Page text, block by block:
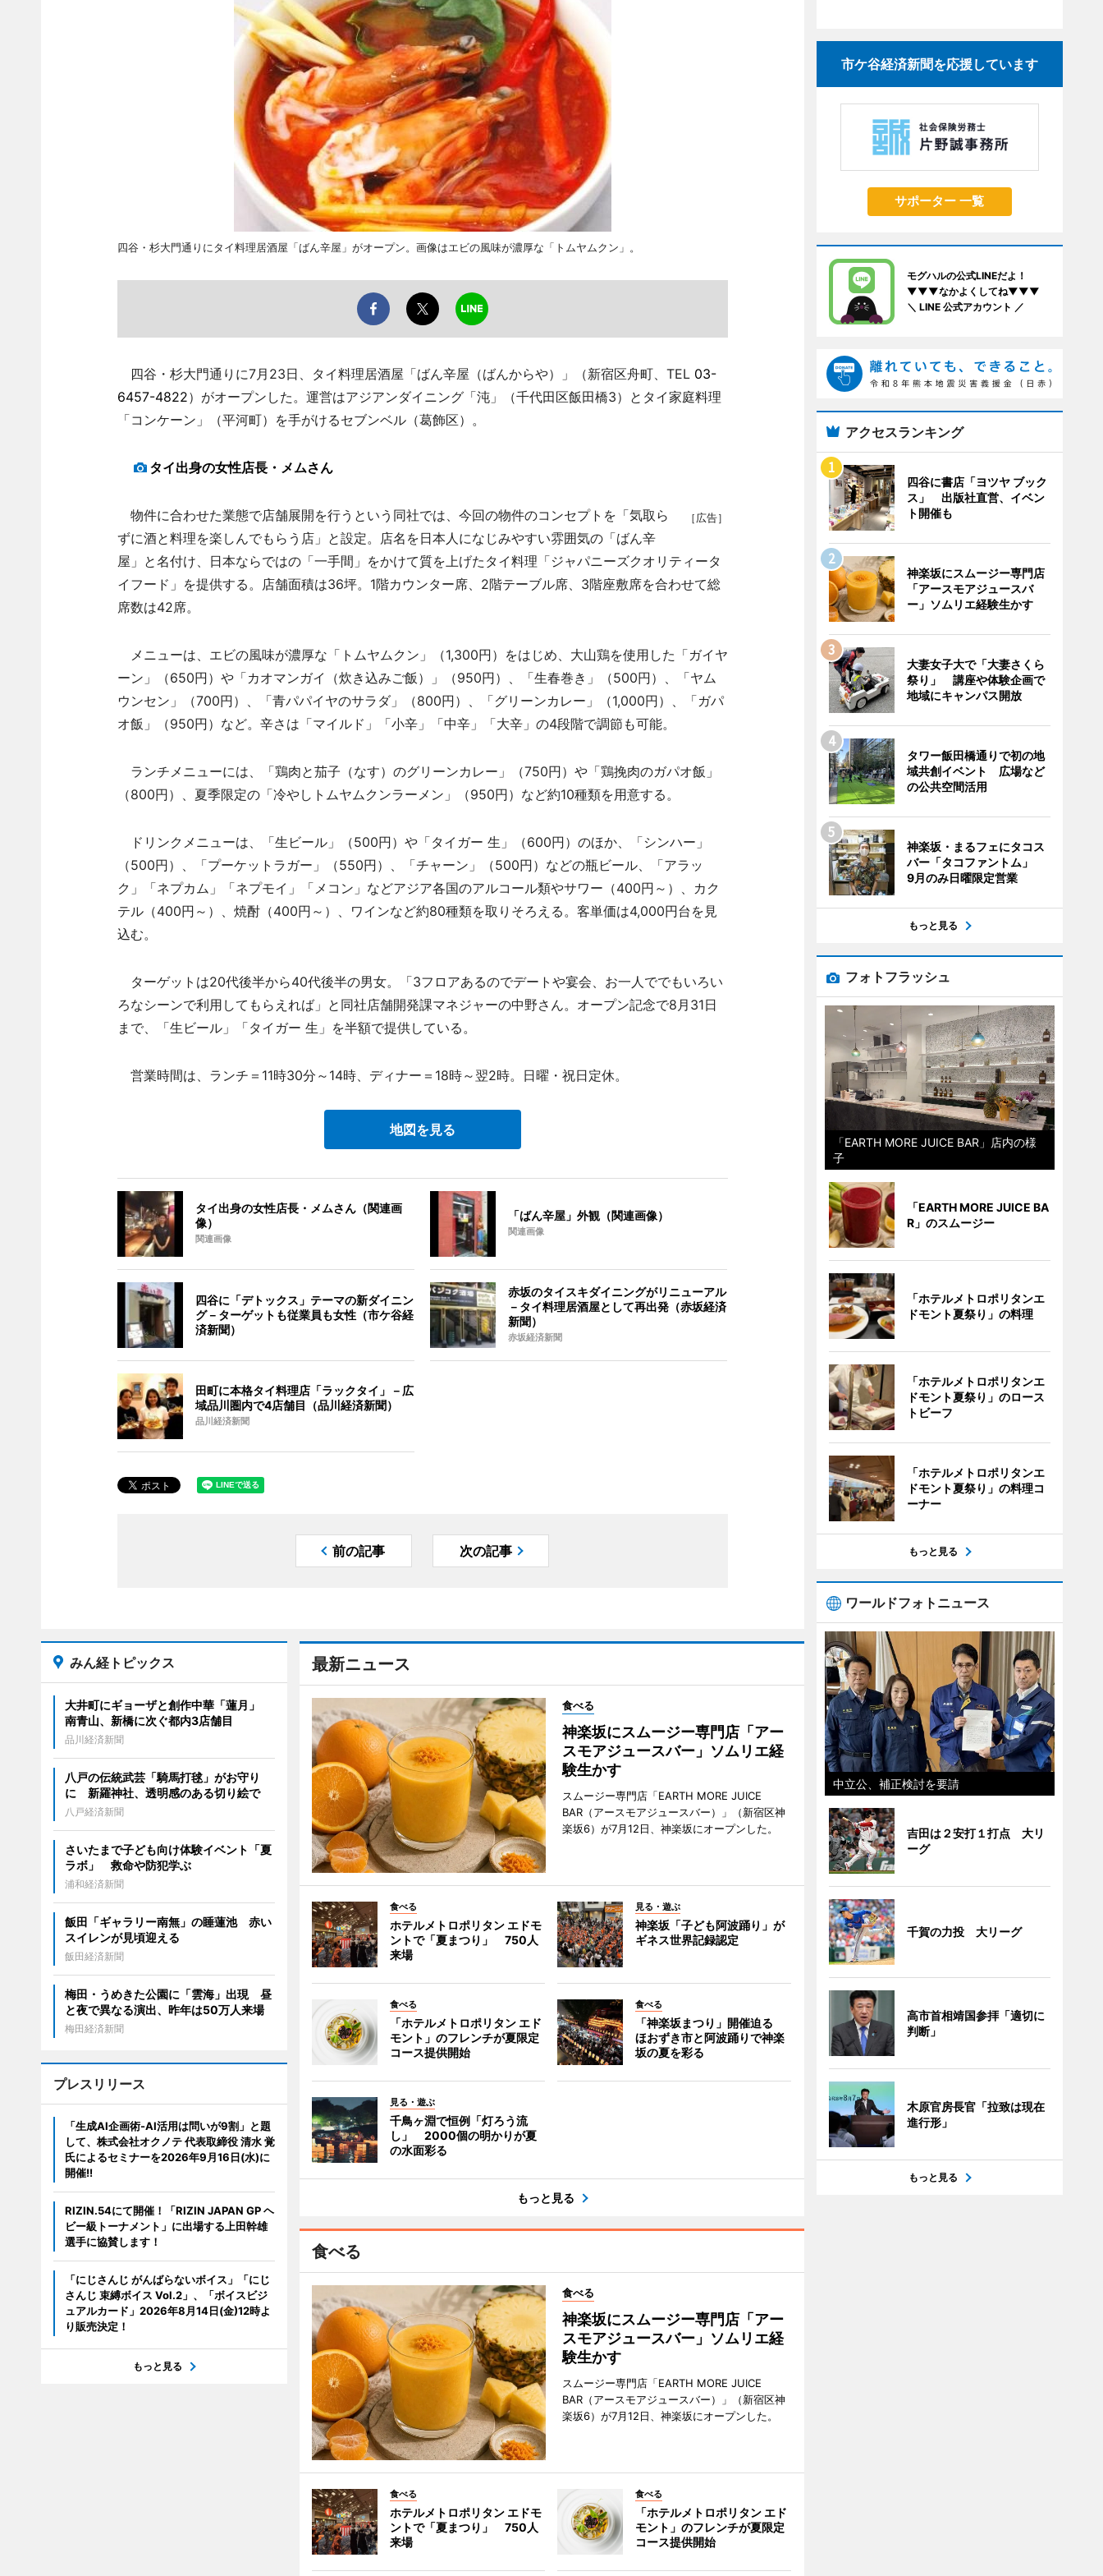
四谷・杉大門通りにタイ料理居酒屋「ばん辛屋」がオープン。画像はエビの風味が濃厚な「トムヤムクン」。
四谷・杉大門通りに7月23日、タイ料理居酒屋「ばん辛屋（ばんからや）」（新宿区舟町、TEL 03-
6457-4822）がオープンした。運営はアジアンダイニング「沌」（千代田区飯田橋3）とタイ家庭料理
「コンケーン」（平河町）を手がけるセブンベル（葛飾区）。
タイ出身の女性店長・メムさん
［広告］
物件に合わせた業態で店舗展開を行うという同社では、今回の物件のコンセプトを「気取ら
ずに酒と料理を楽しんでもらう店」と設定。店名を日本人になじみやすい雰囲気の「ばん辛
屋」と名付け、日本ならではの「一手間」をかけて質を上げたタイ料理「ジャパニーズクオリティータ
イフード」を提供する。店舗面積は36坪。1階カウンター席、2階テーブル席、3階座敷席を合わせて総
席数は42席。
メニューは、エビの風味が濃厚な「トムヤムクン」（1,300円）をはじめ、大山鶏を使用した「ガイヤ
ーン」（650円）や「カオマンガイ（炊き込みご飯）」（950円）、「生春巻き」（500円）、「ヤム
ウンセン」（700円）、「青パパイヤのサラダ」（800円）、「グリーンカレー」（1,000円）、「ガパ
オ飯」（950円）など。辛さは「マイルド」「小辛」「中辛」「大辛」の4段階で調節も可能。
ランチメニューには、「鶏肉と茄子（なす）のグリーンカレー」（750円）や「鶏挽肉のガパオ飯」
（800円）、夏季限定の「冷やしトムヤムクンラーメン」（950円）など約10種類を用意する。
ドリンクメニューは、「生ビール」（500円）や「タイガー 生」（600円）のほか、「シンハー」
（500円）、「プーケットラガー」（550円）、「チャーン」（500円）などの瓶ビール、「アラッ
ク」「ネプカム」「ネプモイ」「メコン」などアジア各国のアルコール類やサワー（400円～）、カク
テル（400円～）、焼酎（400円～）、ワインなど約80種類を取りそろえる。客単価は4,000円台を見
込む。
ターゲットは20代後半から40代後半の男女。「3フロアあるのでデートや宴会、お一人ででもいろい
ろなシーンで利用してもらえれば」と同社店舗開発課マネジャーの中野さん。オープン記念で8月31日
まで、「生ビール」「タイガー 生」を半額で提供している。
営業時間は、ランチ＝11時30分～14時、ディナー＝18時～翌2時。日曜・祝日定休。
地図を見る
タイ出身の女性店長・メムさん（関連画
像）
関連画像
「ばん辛屋」外観（関連画像）
関連画像
四谷に「デトックス」テーマの新ダイニン
グ－ターゲットも従業員も女性（市ケ谷経
済新聞）
赤坂のタイスキダイニングがリニューアル
－タイ料理居酒屋として再出発（赤坂経済
新聞）
赤坂経済新聞
田町に本格タイ料理店「ラックタイ」－広
域品川圏内で4店舗目（品川経済新聞）
品川経済新聞
前の記事 次の記事
最新ニュース
食べる
神楽坂にスムージー専門店「アー
スモアジュースバー」ソムリエ経
験生かす
スムージー専門店「EARTH MORE JUICE
BAR（アースモアジュースバー）」（新宿区神
楽坂6）が7月12日、神楽坂にオープンした。
食べる
ホテルメトロポリタン エドモ
ントで「夏まつり」 750人
来場
見る・遊ぶ
神楽坂「子ども阿波踊り」が
ギネス世界記録認定
食べる
「ホテルメトロポリタン エド
モント」のフレンチが夏限定
コース提供開始
食べる
「神楽坂まつり」開催迫る
ほおずき市と阿波踊りで神楽
坂の夏を彩る
見る・遊ぶ
千鳥ヶ淵で恒例「灯ろう流
し」 2000個の明かりが夏
の水面彩る
もっと見る
食べる
食べる
神楽坂にスムージー専門店「アー
スモアジュースバー」ソムリエ経
験生かす
スムージー専門店「EARTH MORE JUICE
BAR（アースモアジュースバー）」（新宿区神
楽坂6）が7月12日、神楽坂にオープンした。
食べる
ホテルメトロポリタン エドモ
ントで「夏まつり」 750人
来場
食べる
「ホテルメトロポリタン エド
モント」のフレンチが夏限定
コース提供開始
みん経トピックス
大井町にギョーザと創作中華「蓮月」
南青山、新橋に次ぐ都内3店舗目
品川経済新聞
八戸の伝統武芸「騎馬打毬」がお守り
に 新羅神社、透明感のある切り絵で
八戸経済新聞
さいたまで子ども向け体験イベント「夏
ラボ」 救命や防犯学ぶ
浦和経済新聞
飯田「ギャラリー南無」の睡蓮池 赤い
スイレンが見頃迎える
飯田経済新聞
梅田・うめきた公園に「雲海」出現 昼
と夜で異なる演出、昨年は50万人来場
梅田経済新聞
プレスリリース
「生成AI企画術-AI活用は問いが9割」と題
して、株式会社オクノテ 代表取締役 清水 覚
氏によるセミナーを2026年9月16日(水)に
開催!!
RIZIN.54にて開催！「RIZIN JAPAN GP ヘ
ビー級トーナメント」に出場する上田幹雄
選手に協賛します！
「にじさんじ がんばらないボイス」「にじ
さんじ 束縛ボイス Vol.2」、「ボイスビジ
ュアルカード」2026年8月14日(金)12時よ
り販売決定！
もっと見る
市ケ谷経済新聞を応援しています
サポーター 一覧
モグハルの公式LINEだよ！
▼▼▼なかよくしてね▼▼▼
＼ LINE 公式アカウント ／
アクセスランキング
四谷に書店「ヨツヤ ブック
ス」 出版社直営、イベン
ト開催も
神楽坂にスムージー専門店
「アースモアジュースバ
ー」ソムリエ経験生かす
大妻女子大で「大妻さくら
祭り」 講座や体験企画で
地域にキャンパス開放
タワー飯田橋通りで初の地
域共創イベント 広場など
の公共空間活用
神楽坂・まるフェにタコス
バー「タコファントム」
9月のみ日曜限定営業
もっと見る
フォトフラッシュ
「EARTH MORE JUICE BAR」店内の様
子
「EARTH MORE JUICE BA
R」のスムージー
「ホテルメトロポリタンエ
ドモント夏祭り」の料理
「ホテルメトロポリタンエ
ドモント夏祭り」のロース
トビーフ
「ホテルメトロポリタンエ
ドモント夏祭り」の料理コ
ーナー
もっと見る
ワールドフォトニュース
中立公、補正検討を要請
吉田は２安打１打点 大リ
ーグ
千賀の力投 大リーグ
高市首相靖国参拝「適切に
判断」
木原官房長官「拉致は現在
進行形」
もっと見る